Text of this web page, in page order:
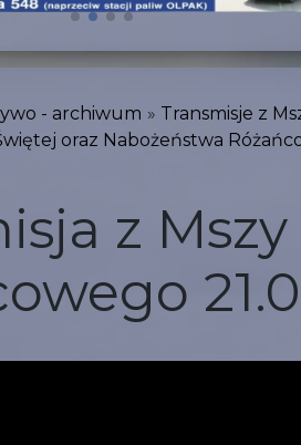
- archiwum
Transmisje z
oraz Nabożeństwa
z